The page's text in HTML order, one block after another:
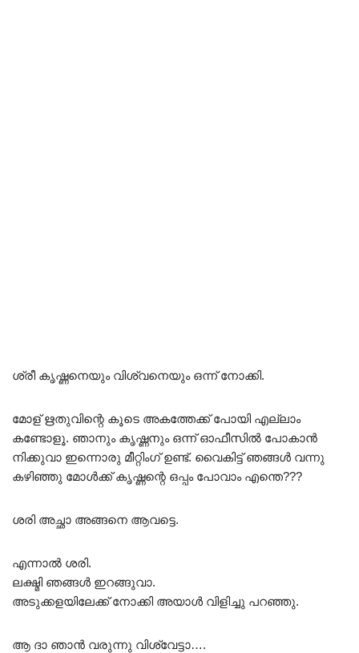
ശ്രീ കൃഷ്ണനെയും വിശ്വനെയും ഒന്ന് നോക്കി.
മോള് ഋതുവിന്റെ കൂടെ അകത്തേക്ക് പോയി എല്ലാം
കണ്ടോളൂ. ഞാനും കൃഷ്ണനും ഒന്ന് ഓഫീസിൽ പോകാൻ
നിക്കുവാ ഇന്നൊരു മീറ്റിംഗ് ഉണ്ട്. വൈകിട്ട് ഞങ്ങൾ വന്നു
കഴിഞ്ഞു മോൾക്ക് കൃഷ്ണന്റെ ഒപ്പം പോവാം എന്തെ???
ശരി അച്ഛാ അങ്ങനെ ആവട്ടെ.
എന്നാൽ ശരി.
ലക്ഷ്മി ഞങ്ങൾ ഇറങ്ങുവാ.
അടുക്കളയിലേക്ക് നോക്കി അയാൾ വിളിച്ചു പറഞ്ഞു.
ആ ദാ ഞാൻ വരുന്നു വിശ്വേട്ടാ….